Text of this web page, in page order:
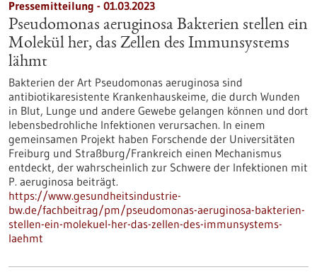
Pressemitteilung - 01.03.2023
Pseudomonas aeruginosa Bakterien stellen ein
Molekül her, das Zellen des Immunsystems
lähmt
Bakterien der Art Pseudomonas aeruginosa sind
antibiotikaresistente Krankenhauskeime, die durch Wunden
in Blut, Lunge und andere Gewebe gelangen können und dort
lebensbedrohliche Infektionen verursachen. In einem
gemeinsamen Projekt haben Forschende der Universitäten
Freiburg und Straßburg/Frankreich einen Mechanismus
entdeckt, der wahrscheinlich zur Schwere der Infektionen mit
P. aeruginosa beiträgt.
https://www.gesundheitsindustrie-
bw.de/fachbeitrag/pm/pseudomonas-aeruginosa-bakterien-
stellen-ein-molekuel-her-das-zellen-des-immunsystems-
laehmt